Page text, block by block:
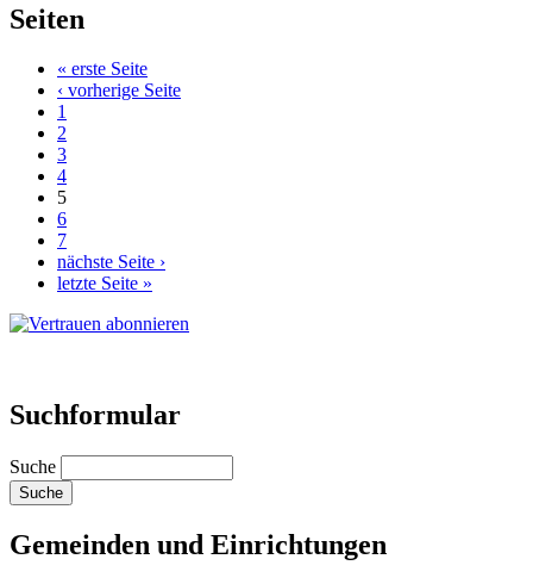
Seiten
« erste Seite
‹ vorherige Seite
1
2
3
4
5
6
7
nächste Seite ›
letzte Seite »
Suchformular
Suche
Gemeinden und Einrichtungen